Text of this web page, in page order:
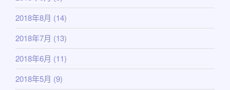
2018年8月 (14)
2018年7月 (13)
2018年6月 (11)
2018年5月 (9)